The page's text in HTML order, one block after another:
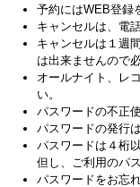
予約にはWEB登録
キャンセルは、電
キャンセルは１週
は出来ませんので
オールナイト、レ
い。
パスワードの不正
パスワードの発行
パスワードは４桁
但し、ご利用のパ
パスワードをお忘